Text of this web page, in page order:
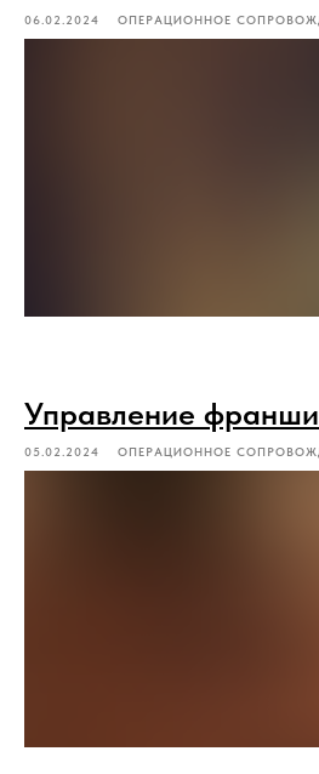
06.02.2024 ОПЕРАЦИОННОЕ
Управление
05.02.2024 ОПЕРАЦИОННОЕ